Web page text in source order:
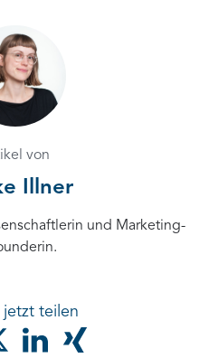
von
Illner
und Marketing-
teilen